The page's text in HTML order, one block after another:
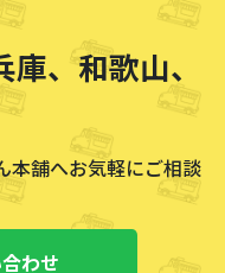
庫、和歌山、
本舗へお気軽にご相談
わせ